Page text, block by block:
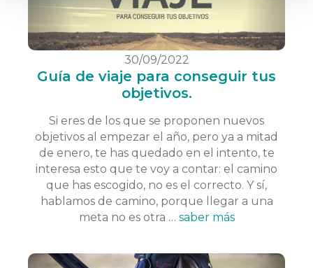
30/09/2022
Guía de viaje para conseguir tus
objetivos.
Si eres de los que se proponen nuevos
objetivos al empezar el año, pero ya a mitad
de enero, te has quedado en el intento, te
interesa esto que te voy a contar: el camino
que has escogido, no es el correcto. Y sí,
hablamos de camino, porque llegar a una
meta no es otra … saber más